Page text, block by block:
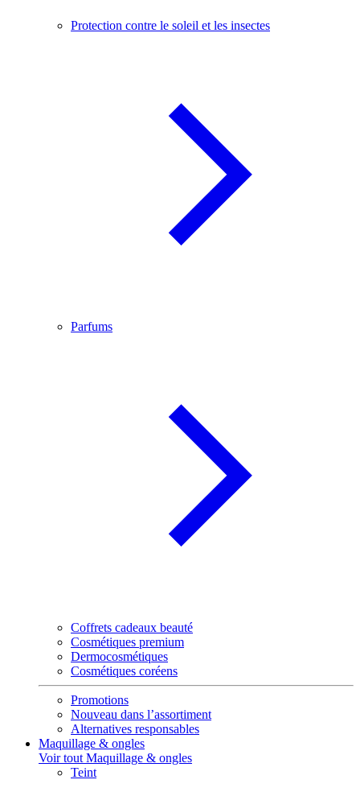
Protection contre le soleil et les insectes
Parfums
Coffrets cadeaux beauté
Cosmétiques premium
Dermocosmétiques
Cosmétiques coréens
Promotions
Nouveau dans l’assortiment
Alternatives responsables
Maquillage & ongles
Voir tout Maquillage & ongles
Teint